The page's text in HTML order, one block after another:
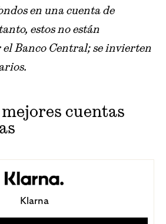
en una cuenta de
estos no están
Banco Central; se invierten
cuentas
Klarna